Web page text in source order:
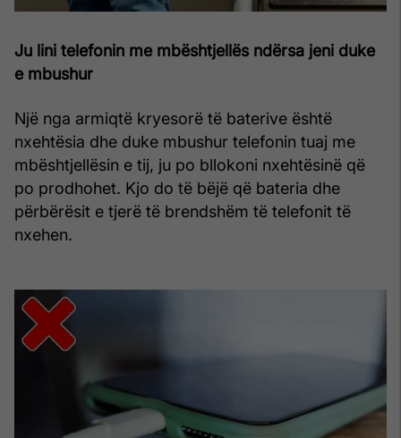
Ju lini telefonin me mbështjellës ndërsa jeni duke
e mbushur
Një nga armiqtë kryesorë të baterive është
nxehtësia dhe duke mbushur telefonin tuaj me
mbështjellësin e tij, ju po bllokoni nxehtësinë që
po prodhohet. Kjo do të bëjë që bateria dhe
përbërësit e tjerë të brendshëm të telefonit të
nxehen.